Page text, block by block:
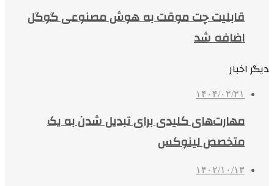
قابلیت چت موقت به هوش مصنوعی گوگل
اضافه شد
دیگر اخبار
۱۴۰۴/۰۲/۲۱
مهارت‌های کلیدی برای تبدیل شدن به یک
متخصص لینوکس
۱۴۰۲/۱۰/۱۳